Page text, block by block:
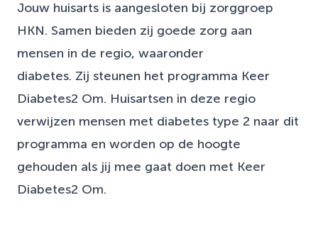
Jouw huisarts is aangesloten bij zorggroep
HKN. Samen bieden zij goede zorg aan
mensen in de regio, waaronder
diabetes. Zij steunen het programma Keer
Diabetes2 Om. Huisartsen in deze regio
verwijzen mensen met diabetes type 2 naar dit
programma en worden op de hoogte
gehouden als jij mee gaat doen met Keer
Diabetes2 Om.